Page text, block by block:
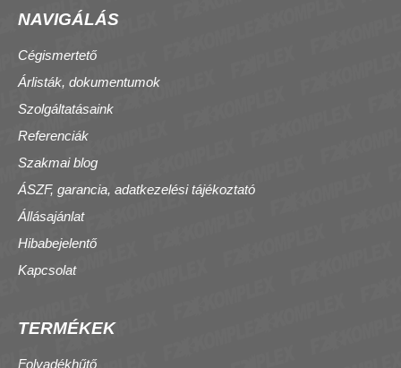
NAVIGÁLÁS
Cégismertető
Árlisták, dokumentumok
Szolgáltatásaink
Referenciák
Szakmai blog
ÁSZF, garancia, adatkezelési tájékoztató
Állásajánlat
Hibabejelentő
Kapcsolat
TERMÉKEK
Folyadékhűtő